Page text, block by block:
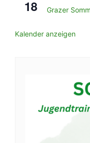
18
Grazer
Kalender anzeigen